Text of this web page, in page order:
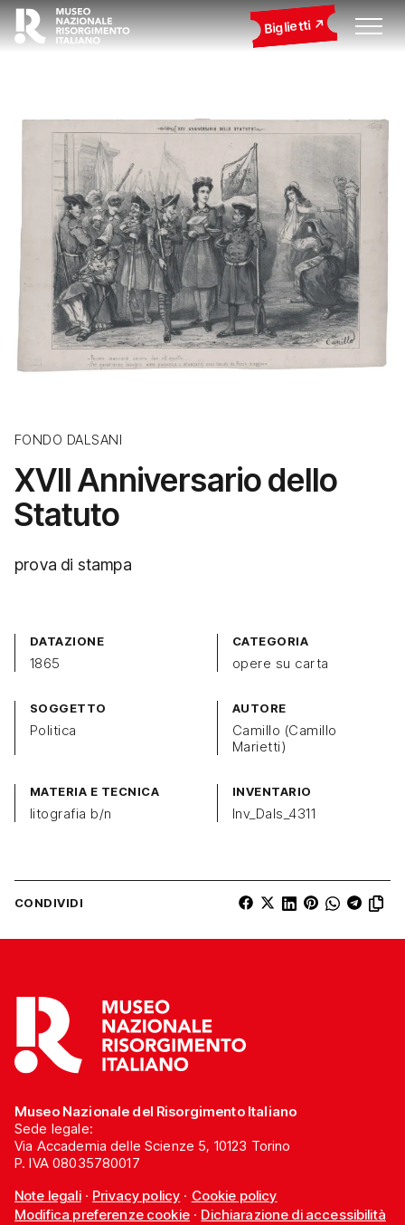
Biglietti
FONDO DALSANI
XVII Anniversario dello
Statuto
prova di stampa
DATAZIONE
1865
CATEGORIA
opere su carta
SOGGETTO
Politica
AUTORE
Camillo (Camillo
Marietti)
MATERIA E TECNICA
litografia b/n
INVENTARIO
Inv_Dals_4311
CONDIVIDI
Museo Nazionale del Risorgimento Italiano
Sede legale:
Via Accademia delle Scienze 5, 10123 Torino
P. IVA 08035780017
Note legali· Privacy policy · Cookie policy
Modifica preferenze cookie· Dichiarazione di accessibilità